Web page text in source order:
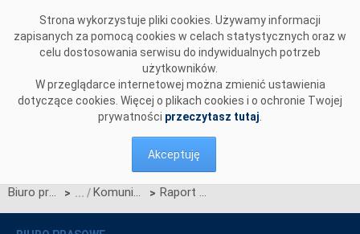
Strona wykorzystuje pliki cookies. Używamy informacji
zapisanych za pomocą cookies w celach statystycznych oraz w
celu dostosowania serwisu do indywidualnych potrzeb
użytkowników.
W przeglądarce internetowej można zmienić ustawienia
dotyczące cookies. Więcej o plikach cookies i o ochronie Twojej
prywatności przeczytasz tutaj
Akceptuję
Biuro prasowe > Komunikaty OSP > Raport o wpływie uregulowań prawnych na warunki eksploatacji i rozwoju infrastruktury technicznej liniowej sektora paliwowo - energetycznego decydującej o bezpieczeństwie energetycznym kraju